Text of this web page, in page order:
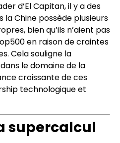
d’El Capitan, il y a des
la Chine possède plusieurs
bien qu’ils n’aient pas
en raison de craintes
Cela souligne la
le domaine de la
croissante de ces
technologique et
supercalcul